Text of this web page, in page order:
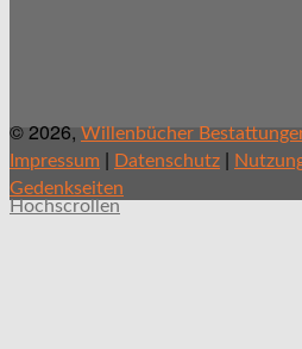
© 2026, Willenbücher
Impressum | Datenschutz |
Gedenkseiten
Hochscrollen